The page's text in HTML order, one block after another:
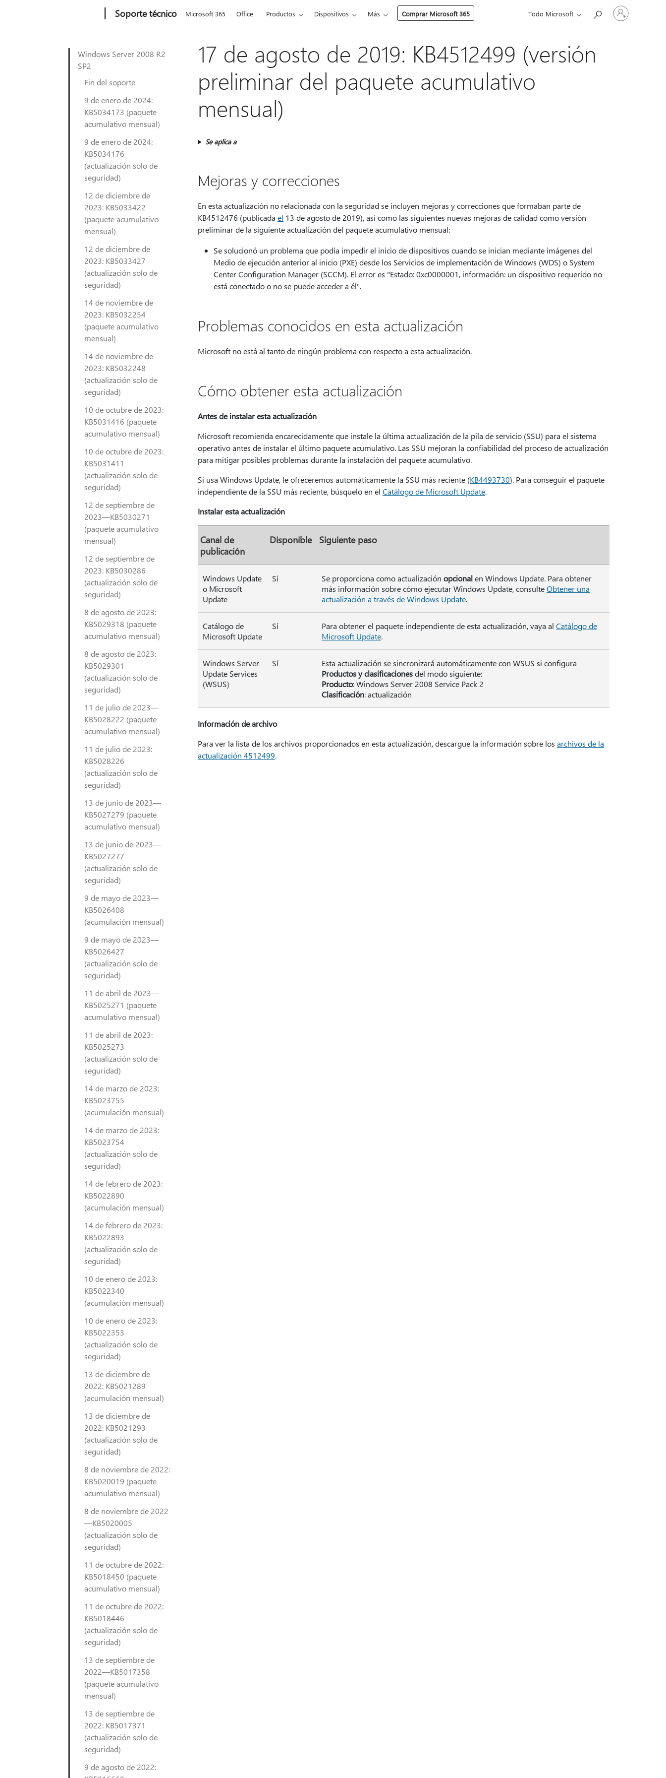
Soporte técnico Microsoft 365 Office Productos Dispositivos Más Comprar Microsoft 365 Todo Microsoft
Iniciar
sesión
Windows Server 2008 R2
SP2
Fin del soporte
9 de enero de 2024:
KB5034173 (paquete
acumulativo mensual)
9 de enero de 2024:
KB5034176
(actualización solo de
seguridad)
12 de diciembre de
2023: KB5033422
(paquete acumulativo
mensual)
12 de diciembre de
2023: KB5033427
(actualización solo de
seguridad)
14 de noviembre de
2023: KB5032254
(paquete acumulativo
mensual)
14 de noviembre de
2023: KB5032248
(actualización solo de
seguridad)
10 de octubre de 2023:
KB5031416 (paquete
acumulativo mensual)
10 de octubre de 2023:
KB5031411
(actualización solo de
seguridad)
12 de septiembre de
2023—KB5030271
(paquete acumulativo
mensual)
12 de septiembre de
2023: KB5030286
(actualización solo de
seguridad)
8 de agosto de 2023:
KB5029318 (paquete
acumulativo mensual)
8 de agosto de 2023:
KB5029301
(actualización solo de
seguridad)
11 de julio de 2023—
KB5028222 (paquete
acumulativo mensual)
11 de julio de 2023:
KB5028226
(actualización solo de
seguridad)
13 de junio de 2023—
KB5027279 (paquete
acumulativo mensual)
13 de junio de 2023—
KB5027277
(actualización solo de
seguridad)
9 de mayo de 2023—
KB5026408
(acumulación mensual)
9 de mayo de 2023—
KB5026427
(actualización solo de
seguridad)
11 de abril de 2023—
KB5025271 (paquete
acumulativo mensual)
11 de abril de 2023:
KB5025273
(actualización solo de
seguridad)
14 de marzo de 2023:
KB5023755
(acumulación mensual)
14 de marzo de 2023:
KB5023754
(actualización solo de
seguridad)
14 de febrero de 2023:
KB5022890
(acumulación mensual)
14 de febrero de 2023:
KB5022893
(actualización solo de
seguridad)
10 de enero de 2023:
KB5022340
(acumulación mensual)
10 de enero de 2023:
KB5022353
(actualización solo de
seguridad)
13 de diciembre de
2022: KB5021289
(acumulación mensual)
13 de diciembre de
2022: KB5021293
(actualización solo de
seguridad)
8 de noviembre de 2022:
KB5020019 (paquete
acumulativo mensual)
8 de noviembre de 2022
—KB5020005
(actualización solo de
seguridad)
11 de octubre de 2022:
KB5018450 (paquete
acumulativo mensual)
11 de octubre de 2022:
KB5018446
(actualización solo de
seguridad)
13 de septiembre de
2022—KB5017358
(paquete acumulativo
mensual)
13 de septiembre de
2022: KB5017371
(actualización solo de
seguridad)
9 de agosto de 2022:
17 de agosto de 2019: KB4512499 (versión
preliminar del paquete acumulativo
mensual)
Se aplica a
Mejoras y correcciones
En esta actualización no relacionada con la seguridad se incluyen mejoras y correcciones que formaban parte de
KB4512476 (publicada el 13 de agosto de 2019), así como las siguientes nuevas mejoras de calidad como versión
preliminar de la siguiente actualización del paquete acumulativo mensual:
Se solucionó un problema que podía impedir el inicio de dispositivos cuando se inician mediante imágenes del
Medio de ejecución anterior al inicio (PXE) desde los Servicios de implementación de Windows (WDS) o System
Center Configuration Manager (SCCM). El error es "Estado: 0xc0000001, información: un dispositivo requerido no
está conectado o no se puede acceder a él".
Problemas conocidos en esta actualización
Microsoft no está al tanto de ningún problema con respecto a esta actualización.
Cómo obtener esta actualización
Antes de instalar esta actualización
Microsoft recomienda encarecidamente que instale la última actualización de la pila de servicio (SSU) para el sistema
operativo antes de instalar el último paquete acumulativo. Las SSU mejoran la confiabilidad del proceso de actualización
para mitigar posibles problemas durante la instalación del paquete acumulativo.
Si usa Windows Update, le ofreceremos automáticamente la SSU más reciente (KB4493730). Para conseguir el paquete
independiente de la SSU más reciente, búsquelo en el Catálogo de Microsoft Update.
Instalar esta actualización
Canal de
publicación
Disponible Siguiente paso
Windows Update
o Microsoft
Update
Sí Se proporciona como actualización opcionalen Windows Update. Para obtener
más información sobre cómo ejecutar Windows Update, consulteObtener una
actualización a través de Windows Update.
Catálogo de
Microsoft Update
Sí Para obtener el paquete independiente de esta actualización, vaya al Catálogo de
Microsoft Update.
Windows Server
Update Services
(WSUS)
Sí
Esta actualización se sincronizará automáticamente con WSUS si configura
Productos y clasificacionesdel modo siguiente:
Producto: Windows Server 2008 Service Pack 2
Clasificación: actualización
Información de archivo
Para ver la lista de los archivos proporcionados en esta actualización, descargue la información sobre los archivos de la
actualización 4512499.